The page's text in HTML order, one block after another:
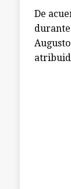
De